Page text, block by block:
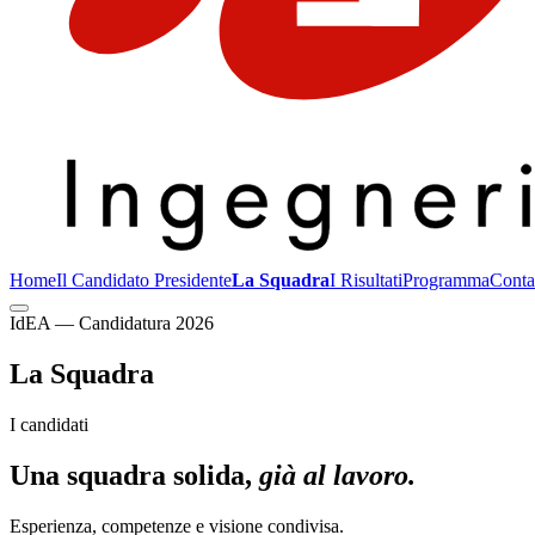
HomeIl Candidato PresidenteLa SquadraI RisultatiProgramma
IdEA — Candidatura 2026
La Squadra
I candidati
Una squadra solida, già al lavoro.
Esperienza, competenze e visione condivisa.